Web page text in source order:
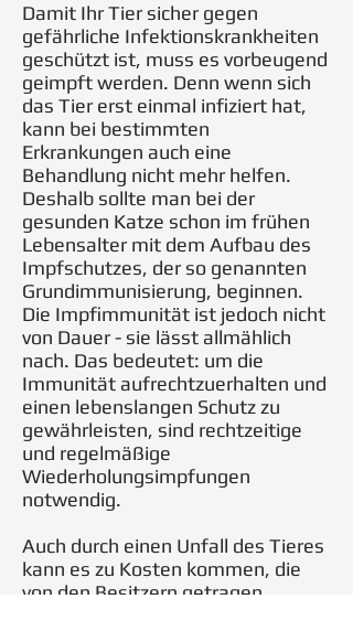
Damit Ihr Tier sicher gegen
gefährliche Infektionskrankheiten
geschützt ist, muss es vorbeugend
geimpft werden. Denn wenn sich
das Tier erst einmal infiziert hat,
kann bei bestimmten
Erkrankungen auch eine
Behandlung nicht mehr helfen.
Deshalb sollte man bei der
gesunden Katze schon im frühen
Lebensalter mit dem Aufbau des
Impfschutzes, der so genannten
Grundimmunisierung, beginnen.
Die Impfimmunität ist jedoch nicht
von Dauer - sie lässt allmählich
nach. Das bedeutet: um die
Immunität aufrechtzuerhalten und
einen lebenslangen Schutz zu
gewährleisten, sind rechtzeitige
und regelmäßige
Wiederholungsimpfungen
notwendig.
Auch durch einen Unfall des Tieres
kann es zu Kosten kommen, die
von den Besitzern getragen